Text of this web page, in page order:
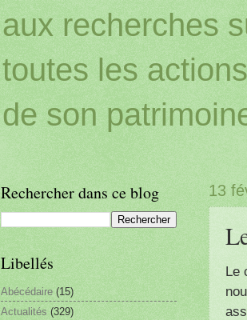
aux recherches
toutes les
de son
13
Le
Rechercher dans ce blog
Libellés
Abécédaire (15)
Actualités (329)